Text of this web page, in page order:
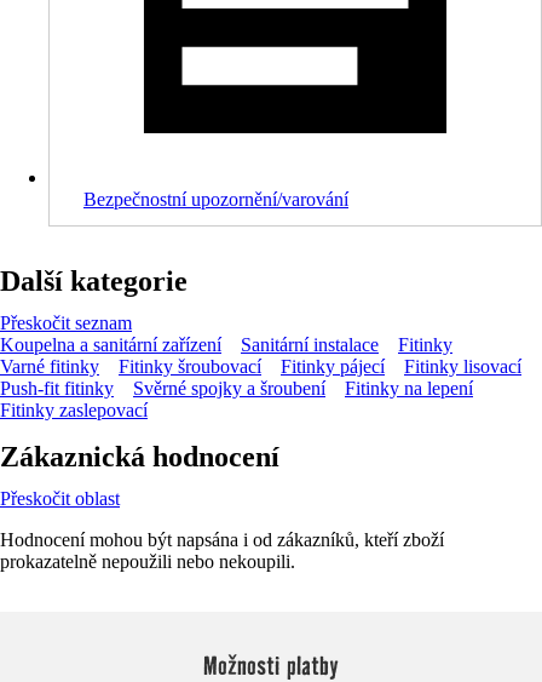
Bezpečnostní upozornění/varování
Další kategorie
Přeskočit seznam
Koupelna a sanitární zařízení
Sanitární instalace
Fitinky
Varné fitinky
Fitinky šroubovací Fitinky pájecí
Fitinky lisovací
Push-fit fitinky
Svěrné spojky a šroubení
Fitinky na lepení
Fitinky zaslepovací
Zákaznická hodnocení
Přeskočit oblast
Hodnocení mohou být napsána i od zákazníků, kteří zboží
prokazatelně nepoužili nebo nekoupili.
Možnosti platby